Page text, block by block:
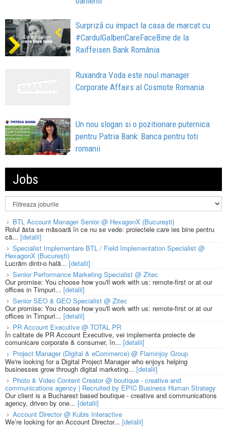
Surpriză cu impact la casa de marcat cu
#CardulGalbenCareFaceBine de la
Raiffeisen Bank România
Ruxandra Voda este noul manager
Corporate Affairs al Cosmote Romania
Un nou slogan si o pozitionare puternica
pentru Patria Bank: Banca pentru toti
romanii
Jobs
BTL Account Manager Senior @ HexagonX (București)
Rolul ăsta se măsoară în ce nu se vede: proiectele care ies bine pentru
că... [detalii]
Specialist Implementare BTL / Field Implementation Specialist @
HexagonX (București)
Lucrăm dintr-o hală... [detalii]
Senior Performance Marketing Specialist @ Zitec
Our promise: You choose how you'll work with us: remote-first or at our
offices in Timpuri... [detalii]
Senior SEO & GEO Specialist @ Zitec
Our promise: You choose how you'll work with us: remote-first or at our
offices in Timpuri... [detalii]
PR Account Executive @ TOTAL PR
În calitate de PR Account Executive, vei implementa proiecte de
comunicare corporate & consumer, în... [detalii]
Project Manager (Digital & eCommerce) @ Flaminjoy Group
We're looking for a Digital Project Manager who enjoys helping
businesses grow through digital marketing... [detalii]
Photo & Video Content Creator @ boutique - creative and
communications agency | Recruited by EPIC Business Human Strategy
Our client is a Bucharest based boutique - creative and communications
agency, driven by one... [detalii]
Account Director @ Kubis Interactive
We’re looking for an Account Director... [detalii]